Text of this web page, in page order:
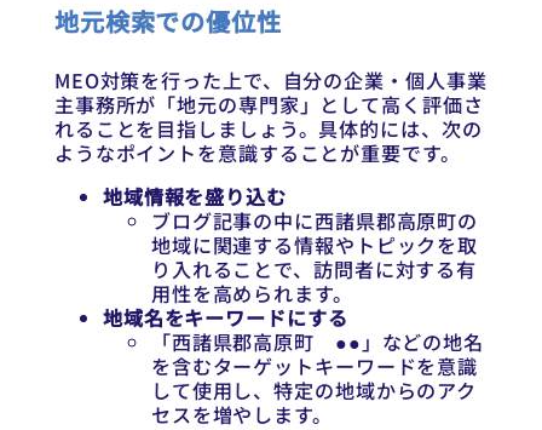
地元検索での優位性
MEO対策を行った上で、自分の企業・個人事業
主事務所が「地元の専門家」として高く評価さ
れることを目指しましょう。具体的には、次の
ようなポイントを意識することが重要です。
地域情報を盛り込む
ブログ記事の中に西諸県郡高原町の
地域に関連する情報やトピックを取
り入れることで、訪問者に対する有
用性を高められます。
地域名をキーワードにする
「西諸県郡高原町 ●●」などの地名
を含むターゲットキーワードを意識
して使用し、特定の地域からのアク
セスを増やします。